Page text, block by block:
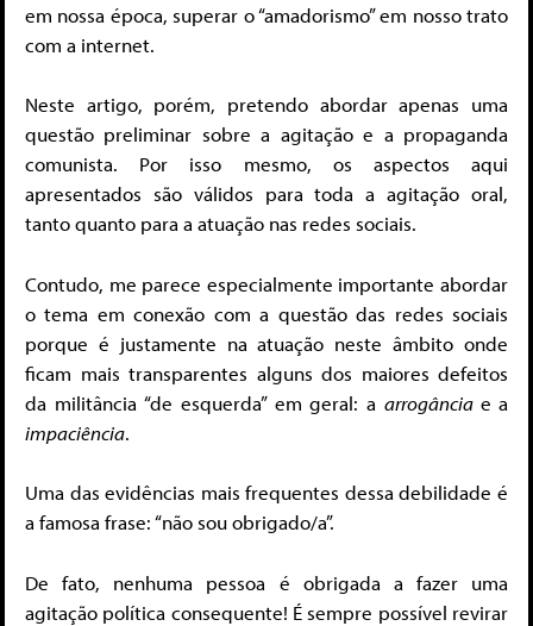
em nossa época, superar o “amadorismo” em nosso trato
com a internet.
Neste artigo, porém, pretendo abordar apenas uma
questão preliminar sobre a agitação e a propaganda
comunista. Por isso mesmo, os aspectos aqui
apresentados são válidos para toda a agitação oral,
tanto quanto para a atuação nas redes sociais.
Contudo, me parece especialmente importante abordar
o tema em conexão com a questão das redes sociais
porque é justamente na atuação neste âmbito onde
ficam mais transparentes alguns dos maiores defeitos
da militância “de esquerda” em geral: aarrogânciae a
impaciência.
Uma das evidências mais frequentes dessa debilidade é
a famosa frase: “não sou obrigado/a”.
De fato, nenhuma pessoa é obrigada a fazer uma
agitação política consequente! É sempre possível revirar